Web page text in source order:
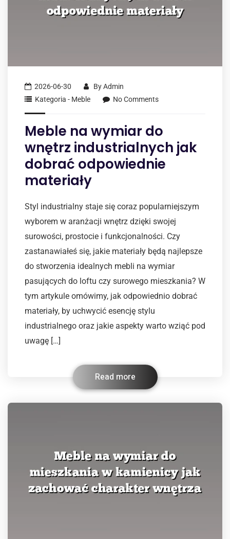
2026-06-30 ByAdmin
Kategoria - Meble
No Comments
Meble na wymiar do
wnętrz industrialnych jak
dobrać odpowiednie
materiały
Styl industrialny staje się coraz popularniejszym
wyborem w aranżacji wnętrz dzięki swojej
surowości, prostocie i funkcjonalności. Czy
zastanawiałeś się, jakie materiały będą najlepsze
do stworzenia idealnych mebli na wymiar
pasujących do loftu czy surowego mieszkania? W
tym artykule omówimy, jak odpowiednio dobrać
materiały, by uchwycić esencję stylu
industrialnego oraz jakie aspekty warto wziąć pod
uwagę […]
Read more